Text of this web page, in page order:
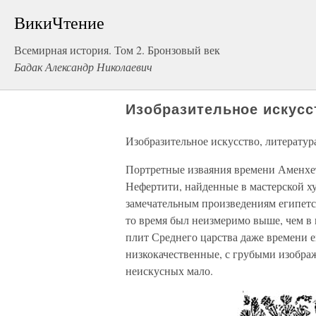
ВикиЧтение
Всемирная история. Том 2. Бронзовый век
Бадак Александр Николаевич
Изобразительное
Изобразительное искусство,
Портретные изваяния времени
Нефертити, найденные в мастерской
замечательным произведениям
то время был неизмеримо выше, чем в
плит Среднего царства даже времени
низкокачественные, с грубыми
неискусных мало.